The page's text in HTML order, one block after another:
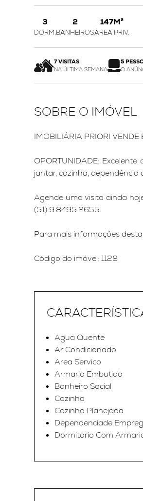
3
DORM.
2
BANHEIROS
147M²
ÁREA PRIV.
7 VISITAS
NA ÚLTIMA SEMANA
5
O
SOBRE O IMÓVEL
IMOBILIÁRIA PRIORI
OPORTUNIDADE:
jantar, cozinha, dependência
Agende uma visita ainda
(51) 9.8495.2655.
Para mais informações
Código do imóvel: 1128
Agua Quente
Ar Condicionado
Area Servico
Armario Embutido
Banheiro Social
Cozinha
Cozinha Planejada
Dependenciade
Dormitorio Com